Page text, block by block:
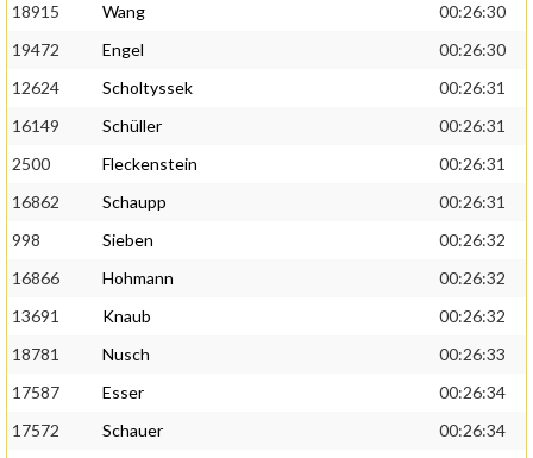
18915
Wang
00:26:30
19472
Engel
00:26:30
12624
Scholtyssek
00:26:31
16149
Schüller
00:26:31
2500
Fleckenstein
00:26:31
16862
Schaupp
00:26:31
998
Sieben
00:26:32
16866
Hohmann
00:26:32
13691
Knaub
00:26:32
18781
Nusch
00:26:33
17587
Esser
00:26:34
17572
Schauer 00:26:34